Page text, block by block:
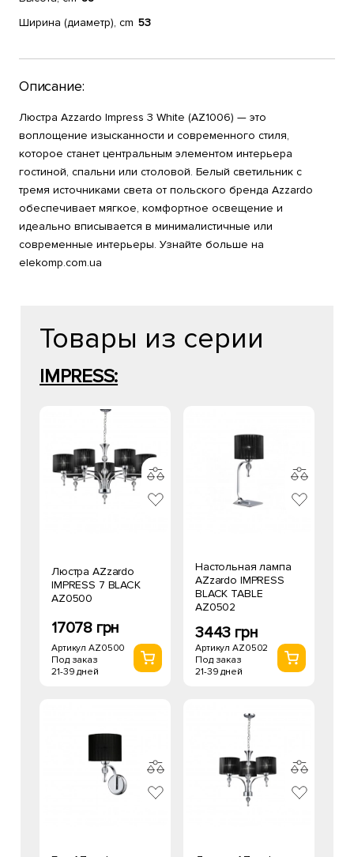
Ширина (диаметр), cm 53
Описание:
Люстра Azzardo Impress 3 White (AZ1006) — это
воплощение изысканности и современного стиля,
которое станет центральным элементом интерьера
гостиной, спальни или столовой. Белый светильник с
тремя источниками света от польского бренда Azzardo
обеспечивает мягкое, комфортное освещение и
идеально вписывается в минималистичные или
современные интерьеры. Узнайте больше на
elekomp.com.ua
Товары из серии
IMPRESS:
Люстра AZzardo
IMPRESS 7 BLACK
AZ0500
17078 грн
Артикул AZ0500
Под заказ
21-39 дней
Настольная лампа
AZzardo IMPRESS
BLACK TABLE
AZ0502
3443 грн
Артикул AZ0502
Под заказ
21-39 дней